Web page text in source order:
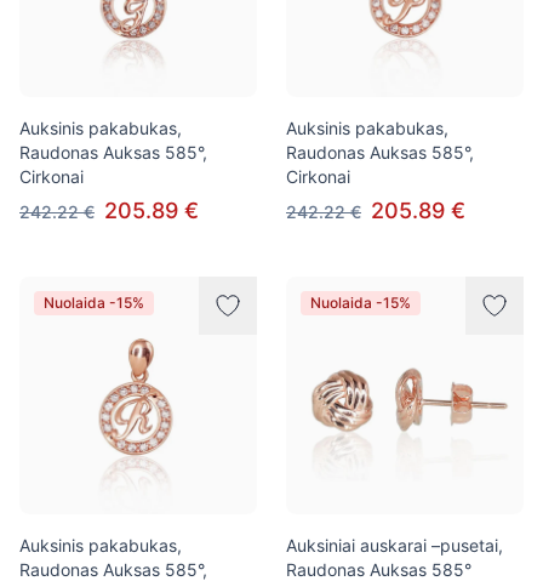
Auksinis pakabukas,
Raudonas Auksas 585°,
Cirkonai
242.22 € 205.89 €
Auksinis pakabukas,
Raudonas Auksas 585°,
Cirkonai
242.22 € 205.89 €
Nuolaida -15%
Auksinis pakabukas,
Raudonas Auksas 585°,
Nuolaida -15%
Auksiniai auskarai –pusetai,
Raudonas Auksas 585°